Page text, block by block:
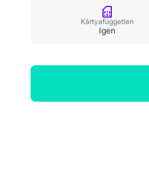
Kártyafüggetlen
Igen